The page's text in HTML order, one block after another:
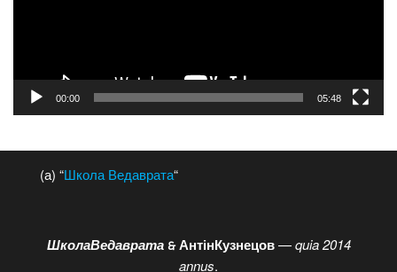
00:00 05:48
(а) “Школа Ведаврата“
ШколаВедаврата 🙲 АнтінКузнецов—quia 2014
annus.